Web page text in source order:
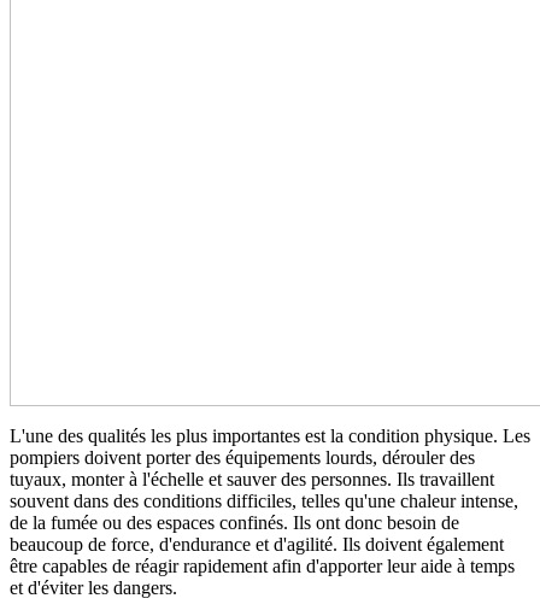
L'une des qualités les plus importantes est la condition physique. Les
pompiers doivent porter des équipements lourds, dérouler des
tuyaux, monter à l'échelle et sauver des personnes. Ils travaillent
souvent dans des conditions difficiles, telles qu'une chaleur intense,
de la fumée ou des espaces confinés. Ils ont donc besoin de
beaucoup de force, d'endurance et d'agilité. Ils doivent également
être capables de réagir rapidement afin d'apporter leur aide à temps
et d'éviter les dangers.